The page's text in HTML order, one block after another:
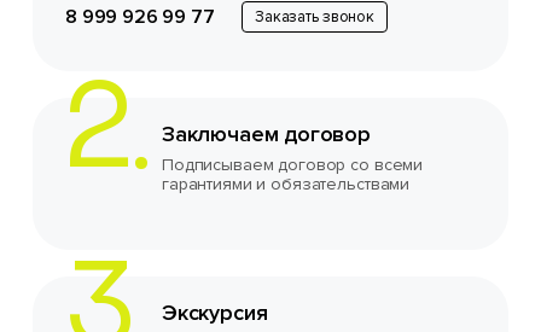
8 999 926 99 77 Заказать звонок
Заключаем договор
Подписываем договор со всеми
гарантиями и обязательствами
Экскурсия